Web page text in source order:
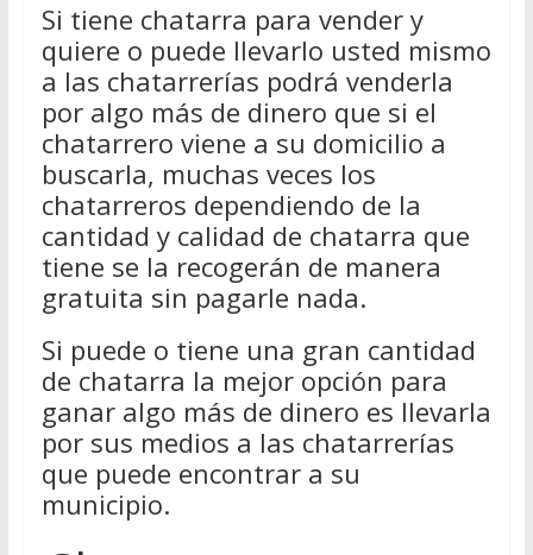
Si tiene chatarra para vender y
quiere o puede llevarlo usted mismo
a las chatarrerías podrá venderla
por algo más de dinero que si el
chatarrero viene a su domicilio a
buscarla, muchas veces los
chatarreros dependiendo de la
cantidad y calidad de chatarra que
tiene se la recogerán de manera
gratuita sin pagarle nada.
Si puede o tiene una gran cantidad
de chatarra la mejor opción para
ganar algo más de dinero es llevarla
por sus medios a las chatarrerías
que puede encontrar a su
municipio.